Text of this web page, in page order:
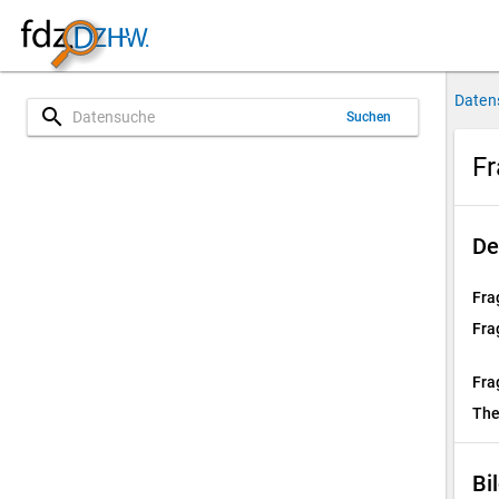
search Suchen